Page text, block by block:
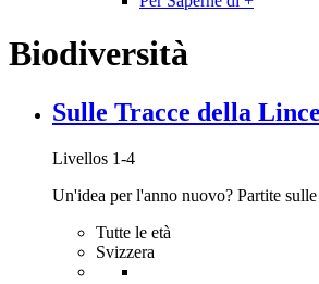
Biodiversità
Sulle Tracce della
Livellos 1-4
Un'idea per l'anno nuovo? Partite
Tutte le età
Svizzera